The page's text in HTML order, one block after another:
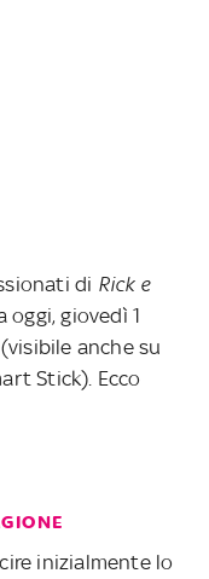
di Rick e
giovedì 1
anche su
Stick). Ecco
inizialmente lo